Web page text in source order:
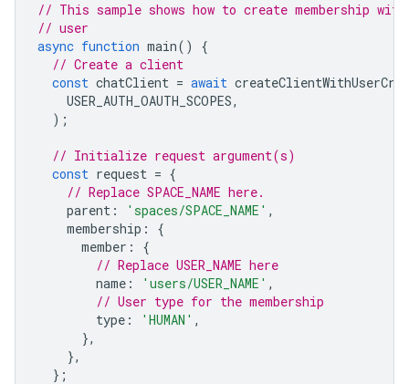
// This sample shows how to create membership
// user
async function main()
{
// Create a client
const chatClient = await
USER_AUTH_OAUTH_SCOPES,
);
// Initialize request argument(s)
const request = {
// Replace SPACE_NAME here.
parent : 'spaces/SPACE_NAME' ,
membership :
{
member :
{
// Replace USER_NAME here
name : 'users/USER_NAME' ,
// User type for the membership
type : 'HUMAN' ,
},
},
};